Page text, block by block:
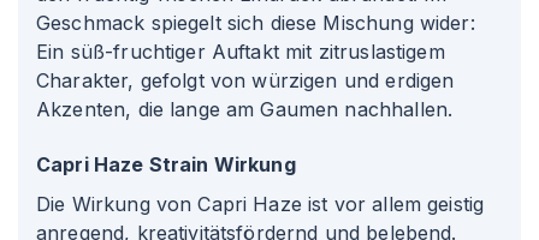
Geschmack spiegelt sich diese Mischung wider:
Ein süß-fruchtiger Auftakt mit zitruslastigem
Charakter, gefolgt von würzigen und erdigen
Akzenten, die lange am Gaumen nachhallen.
Capri Haze Strain Wirkung
Die Wirkung von Capri Haze ist vor allem geistig
anregend, kreativitätsfördernd und belebend.